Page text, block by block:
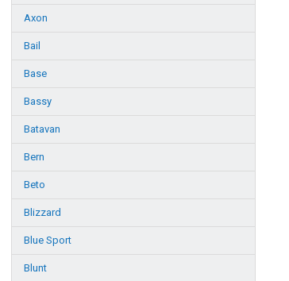
Axon
Bail
Base
Bassy
Batavan
Bern
Beto
Blizzard
Blue Sport
Blunt